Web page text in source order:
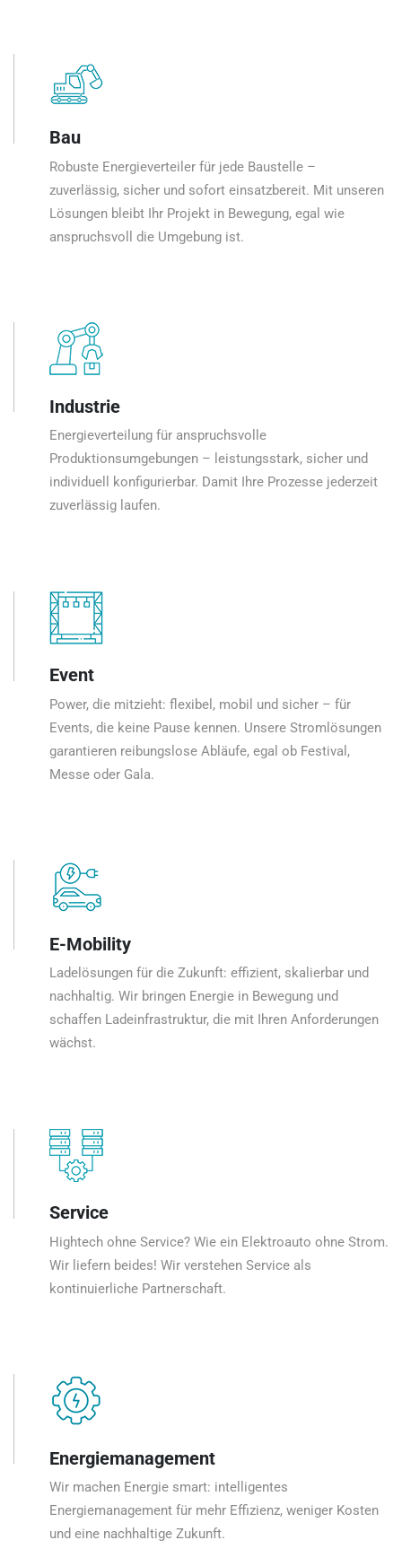
Bau
Robuste Energieverteiler für jede Baustelle –
zuverlässig, sicher und sofort einsatzbereit. Mit unseren
Lösungen bleibt Ihr Projekt in Bewegung, egal wie
anspruchsvoll die Umgebung ist.
Industrie
Energieverteilung für anspruchsvolle
Produktionsumgebungen – leistungsstark, sicher und
individuell konfigurierbar. Damit Ihre Prozesse jederzeit
zuverlässig laufen.
Event
Power, die mitzieht: flexibel, mobil und sicher – für
Events, die keine Pause kennen. Unsere Stromlösungen
garantieren reibungslose Abläufe, egal ob Festival,
Messe oder Gala.
E-Mobility
Ladelösungen für die Zukunft: effizient, skalierbar und
nachhaltig. Wir bringen Energie in Bewegung und
schaffen Ladeinfrastruktur, die mit Ihren Anforderungen
wächst.
Service
Hightech ohne Service? Wie ein Elektroauto ohne Strom.
Wir liefern beides! Wir verstehen Service als
kontinuierliche Partnerschaft.
Energiemanagement
Wir machen Energie smart: intelligentes
Energiemanagement für mehr Effizienz, weniger Kosten
und eine nachhaltige Zukunft.